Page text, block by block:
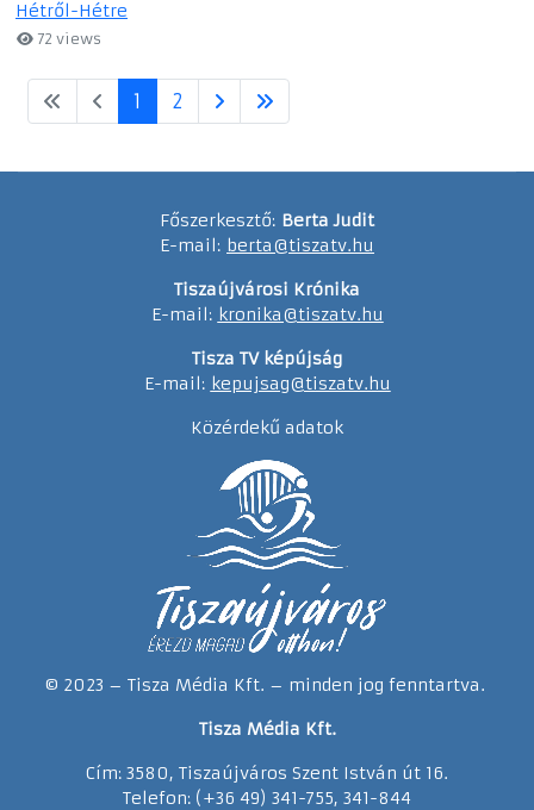
Hétről-Hétre
72 views
1 2
Főszerkesztő: Berta Judit
E-mail: berta@tiszatv.hu
Tiszaújvárosi Krónika
E-mail: kronika@tiszatv.hu
Tisza TV képújság
E-mail: kepujsag@tiszatv.hu
Közérdekű adatok
© 2023 – Tisza Média Kft. – minden jog fenntartva.
Tisza Média Kft.
Cím: 3580, Tiszaújváros Szent István út 16.
Telefon: (+36 49) 341-755, 341-844